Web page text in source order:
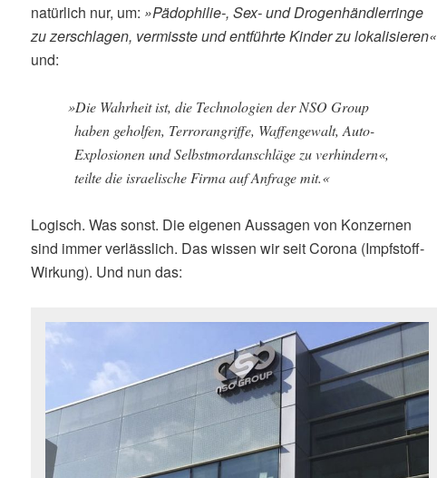
natürlich nur, um: »Pädophilie‑, Sex- und Drogenhändlerringe
zu zerschlagen, vermisste und entführte Kinder zu lokalisieren«
und:
»Die Wahrheit ist, die Technologien der NSO Group
haben geholfen, Terrorangriffe, Waffengewalt, Auto-
Explosionen und Selbstmordanschläge zu verhindern«,
teilte die israelische Firma auf Anfrage mit.«
Logisch. Was sonst. Die eigenen Aussagen von Konzernen
sind immer verlässlich. Das wissen wir seit Corona (Impfstoff-
Wirkung). Und nun das: